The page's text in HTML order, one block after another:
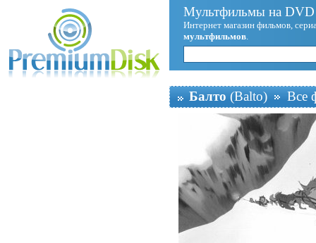
Мультфильмы на
Интернет магазин фильмов,
мультфильмов.
Балто (Balto) Все